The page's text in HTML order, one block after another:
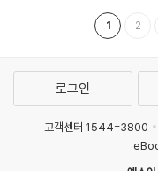
1 2
로그인
고객센터 1544-3800